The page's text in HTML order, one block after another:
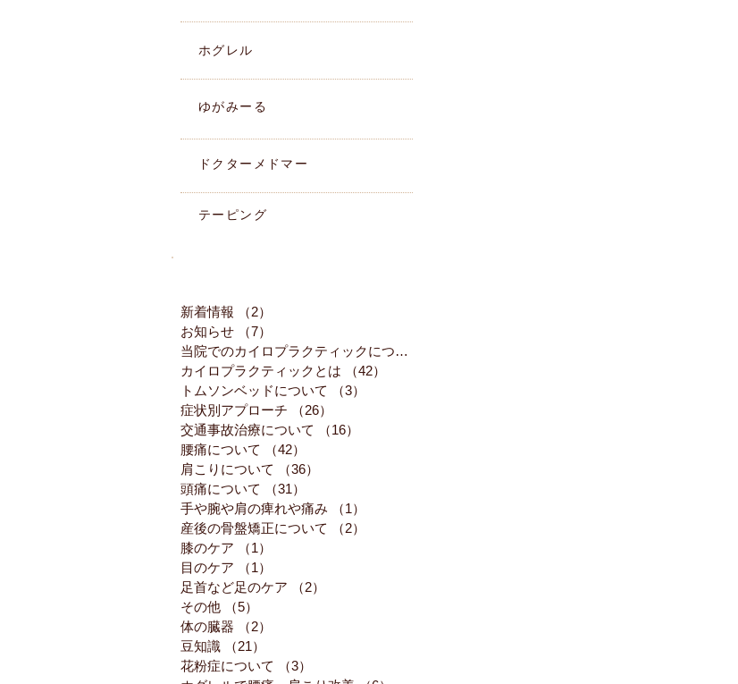
新着情報 （2）
お知らせ
（7）
当院でのカイロプラクティックについて
カイロプラクティックとは
（42）
トムソンベッドについて
（3）
症状別アプローチ
（26）
交通事故治療について
（16）
腰痛について
（42）
肩こりについて
（36）
頭痛について
（31）
手や腕や肩の痺れや痛み
（1）
産後の骨盤矯正について
（2）
膝のケア
（1）
目のケア
（1）
足首など足のケア
（2）
その他
（5）
体の臓器
（2）
豆知識
（21）
花粉症について
（3）
ホグレル
ゆがみーる
ドクターメドマー
テーピング